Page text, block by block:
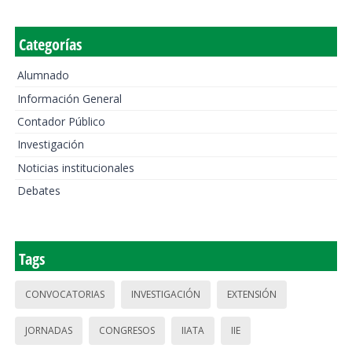
Categorías
Alumnado
Información General
Contador Público
Investigación
Noticias institucionales
Debates
Tags
CONVOCATORIAS INVESTIGACIÓN EXTENSIÓN
JORNADAS CONGRESOS IIATA IIE